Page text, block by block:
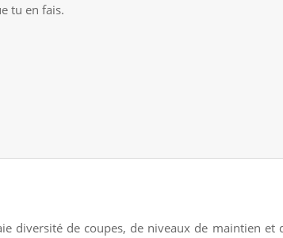
tu en fais.
diversité de coupes, de niveaux de maintien et